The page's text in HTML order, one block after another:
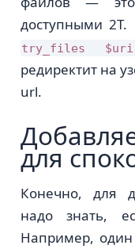
доступными
try_files $uri
редиректит на
url.
для
Конечно, для
надо знать,
Например, один